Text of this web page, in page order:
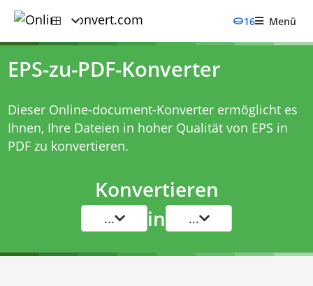
16 Menü
EPS-zu-PDF-Konverter
Dieser Online-document-Konverter ermöglicht es
Ihnen, Ihre Dateien in hoher Qualität von EPS in
PDF zu konvertieren.
Konvertieren
... in ...